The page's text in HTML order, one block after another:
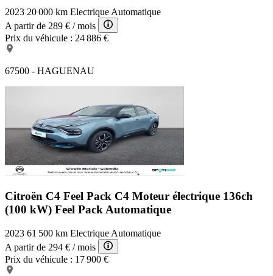
2023 20 000 km ElectriqueAutomatique
A partir de 289 € / mois
Prix du véhicule : 24 886 €
67500 - HAGUENAU
Citroën C4 Feel Pack C4 Moteur électrique 136ch
(100 kW) Feel Pack Automatique
2023 61 500 km Electrique Automatique
A partir de 294 € / mois
Prix du véhicule : 17 900 €